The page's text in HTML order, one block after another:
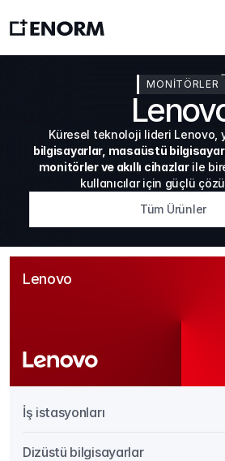
MONİTÖRLER
Küresel teknoloji lideri Lenovo,
bilgisayarlar, masaüstü
monitörler ve akıllı cihazlar ile
kullanıcılar için güçlü
Tüm Ürünler
Lenovo
İş istasyonları
Dizüstü bilgisayarlar